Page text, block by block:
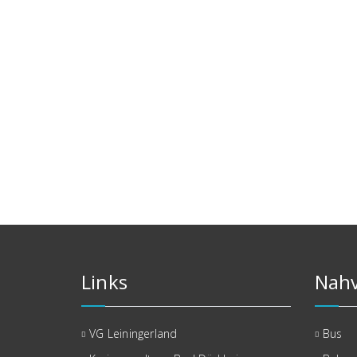
Links
VG Leiningerland
Bus